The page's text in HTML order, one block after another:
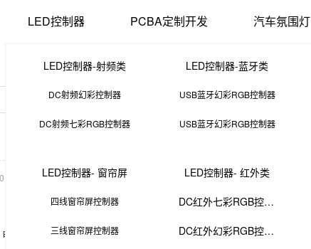
LED控制器
LED控制器-射频类
DC射频幻彩控制器
DC射频七彩RGB控制器
LED控制器-蓝牙类
USB蓝牙幻彩RGB控制器
USB蓝牙幻彩RGB控制器
LED控制器- 窗帘屏
四线窗帘屏控制器
三线窗帘屏控制器
LED控制器- 红外类
DC红外七彩RGB控制器
DC红外幻彩RGB控制器
PCBA定制开发 汽车氛围灯
02 11:58:59 来源：PCBA 次
容和集成电路）放置在印刷电路板 (PCB) 上。